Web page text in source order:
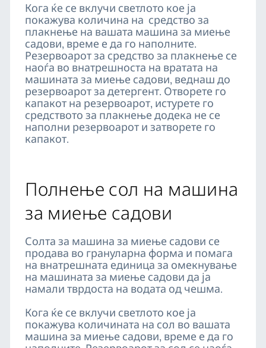
Кога ќе се вклучи светлото кое ја
покажува количина на средство за
плакнење на вашата машина за миење
садови, време е да го наполните.
Резервоарот за средство за плакнење се
наоѓа во внатрешноста на вратата на
машината за миење садови, веднаш до
резервоарот за детергент. Отворете го
капакот на резервоарот, истурете го
средството за плакнење додека не се
наполни резервоарот и затворете го
капакот.
Полнење сол на машина
за миење садови
Солта за машина за миење садови се
продава во грануларна форма и помага
на внатрешната единица за омекнување
на машината за миење садови да ја
намали тврдоста на водата од чешма.
Кога ќе се вклучи светлото кое ја
покажува количината на сол во вашата
машина за миење садови, време е да го